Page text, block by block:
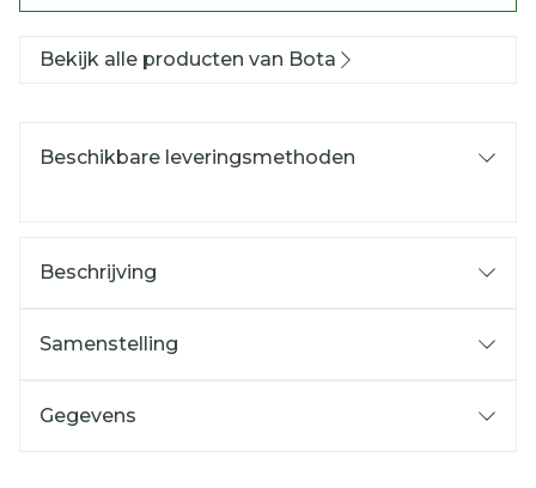
Bekijk alle producten van Bota
Beschikbare leveringsmethoden
Beschrijving
Samenstelling
Gegevens